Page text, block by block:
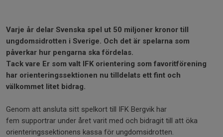
Varje år delar Svenska spel ut 50 miljoner kronor till
ungdomsidrotten i Sverige. Och det är spelarna som
påverkar hur pengarna ska fördelas.
Tack vare Er som valt IFK orientering som favoritförening
har orienteringssektionen nu tilldelats ett fint och
välkommet litet bidrag.
Genom att ansluta sitt spelkort till IFK Bergvik har
fem supportrar under året varit med och bidragit till att öka
orienteringssektionens kassa för ungdomsidrotten.